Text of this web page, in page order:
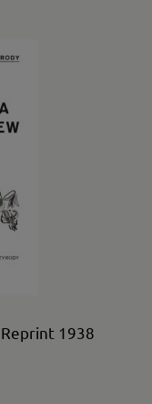
1938